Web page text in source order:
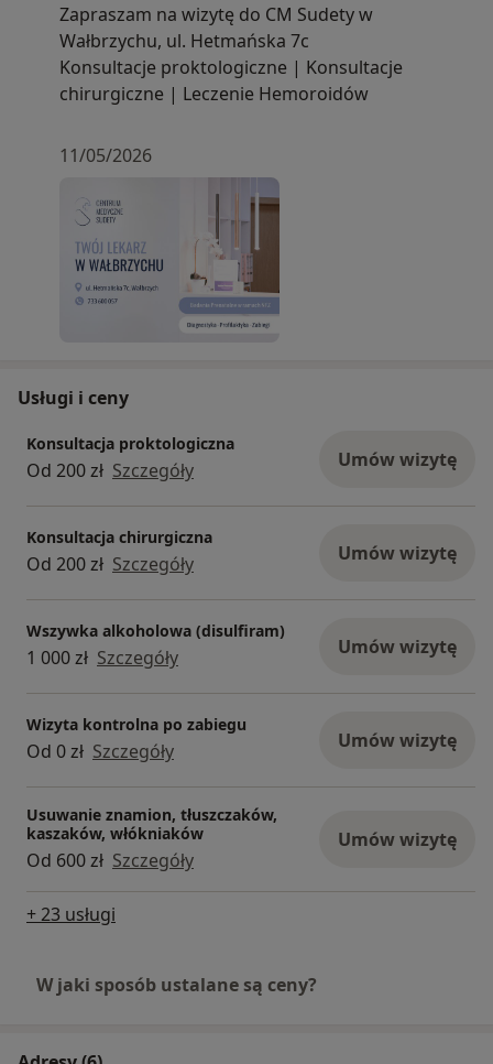
Zapraszam na wizytę do CM Sudety w
Wałbrzychu, ul. Hetmańska 7c
Konsultacje proktologiczne | Konsultacje
chirurgiczne | Leczenie Hemoroidów
11/05/2026
Usługi i ceny
Konsultacja proktologiczna
Od 200 zł Szczegóły Umów wizytę
Konsultacja chirurgiczna
Od 200 zł Szczegóły Umów wizytę
Wszywka alkoholowa (disulfiram)
1 000 zł Szczegóły Umów wizytę
Wizyta kontrolna po zabiegu
Od 0 zł Szczegóły Umów wizytę
Usuwanie znamion, tłuszczaków,
kaszaków, włókniaków
Od 600 zł Szczegóły
Umów wizytę
+ 23 usługi
W jaki sposób ustalane są ceny?